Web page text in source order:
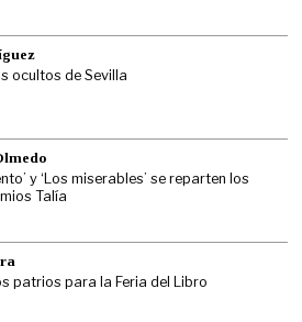
ocultos de Sevilla
y ‘Los miserables’ se reparten los
Talía
patrios para la Feria del Libro